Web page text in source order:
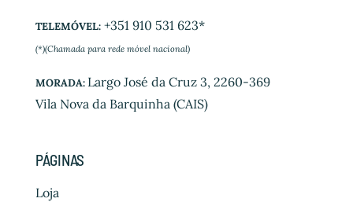
TELEMÓVEL:+351 910 531 623*
(*)(Chamada para rede móvel nacional)
MORADA: Largo José da Cruz 3, 2260-369
Vila Nova da Barquinha (CAIS)
PÁGINAS
Loja